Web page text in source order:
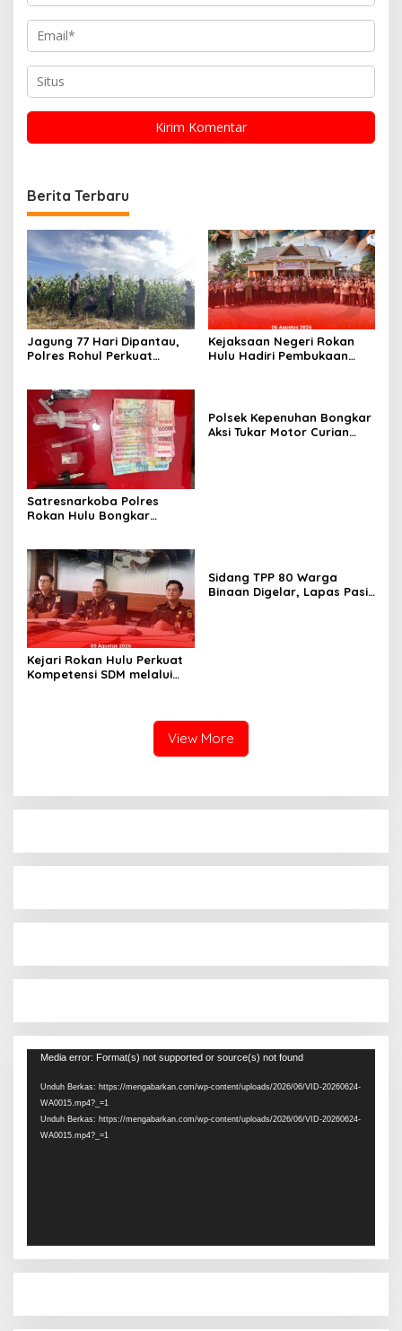
Berita Terbaru
Jagung 77 Hari Dipantau,
Polres Rohul Perkuat
Kejaksaan Negeri Rokan
Hulu Hadiri Pembukaan
Satresnarkoba Polres
Rokan Hulu Bongkar
Perkebunan Sawit
Polsek Kepenuhan Bongkar
Aksi Tukar Motor Curian
Kejari Rokan Hulu Perkuat
Kompetensi SDM melalui
Bidang Perencanaan 2026
Sidang TPP 80 Warga
Binaan Digelar, Lapas Pasir
View More
Pemutar
Media error: Format(s) not supported or source(s) not found
Unduh Berkas: https://mengabarkan.com/wp-content/uploads/2026/06/VID-20260624-
WA0015.mp4?_=1
Unduh Berkas: https://mengabarkan.com/wp-content/uploads/2026/06/VID-20260624-
WA0015.mp4?_=1